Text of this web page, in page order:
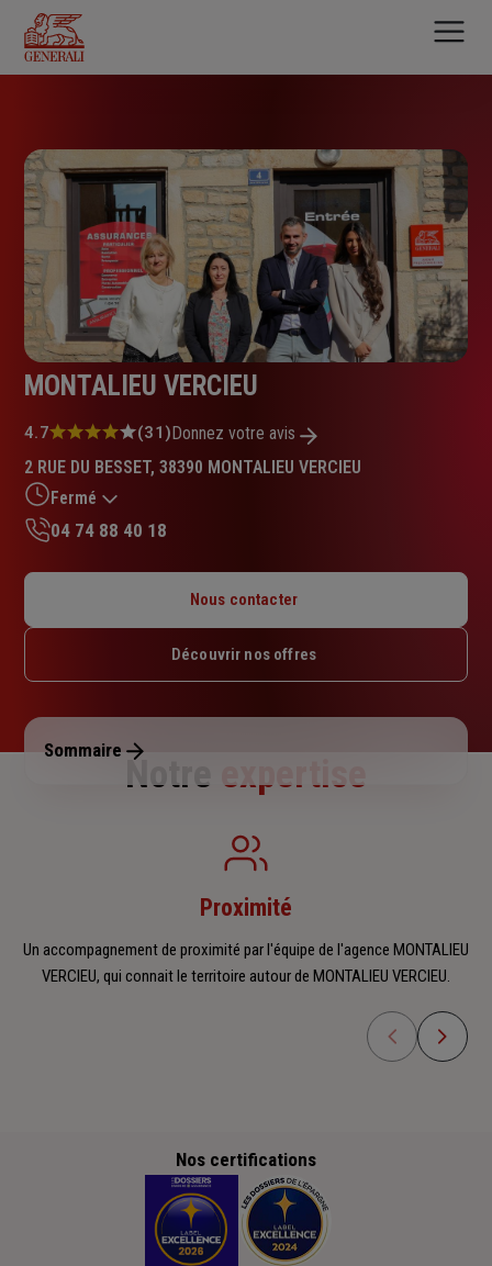
contenu
principal
MONTALIEU VERCIEU
Note
4.7
sur
5
étoiles
4.7 (31)Donnez votre avis
2 RUE DU BESSET, 38390 MONTALIEU VERCIEU
Fermé
Mardi : 09h – 12h30 / 14h – 18h
Jeudi : 09h – 12h30 / 13h30 – 18h
Dimanche : Fermé
04 74 88 40 18
Nous contacter
Découvrir nos offres
Sommaire
Notre expertise
Proximité
Un accompagnement de proximité par l'équipe de l'agence MONTALIEU
VERCIEU, qui connait le territoire autour de MONTALIEU VERCIEU.
Nos certifications